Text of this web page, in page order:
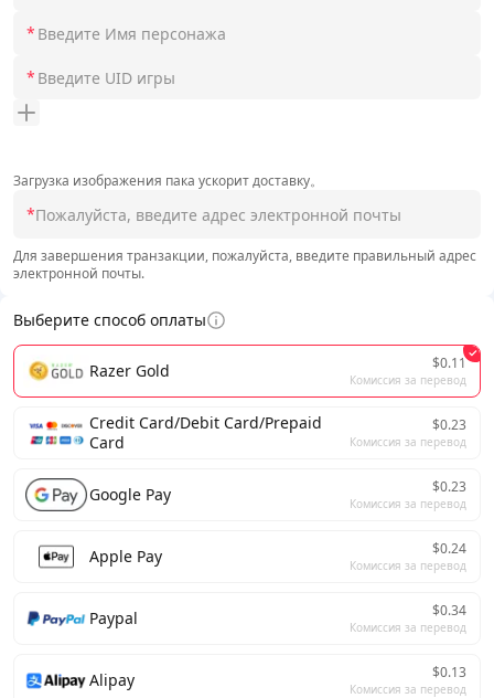
*
*
Загрузка изображения пака ускорит доставку。
*
Для завершения транзакции, пожалуйста, введите правильный адрес
электронной почты.
Выберите способ оплаты
Razer Gold $0.11
Комиссия за перевод
Credit Card/Debit Card/Prepaid
Card
$0.23
Комиссия за перевод
Google Pay $0.23
Комиссия за перевод
Apple Pay $0.24
Комиссия за перевод
Paypal $0.34
Комиссия за перевод
Alipay $0.13
Комиссия за перевод